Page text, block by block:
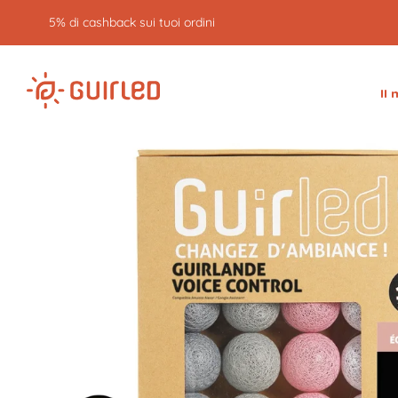
5% di cashback sui tuoi ordini
Il